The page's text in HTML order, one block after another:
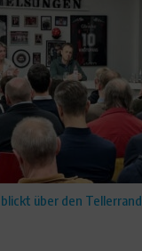
über den Tellerrand